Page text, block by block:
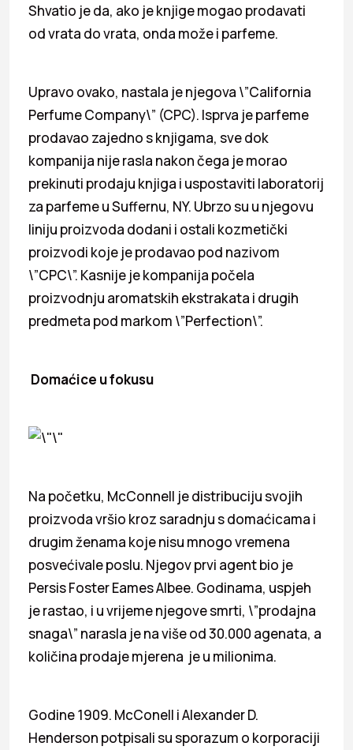
Shvatio je da, ako je knjige mogao prodavati
od vrata do vrata, onda može i parfeme.
Upravo ovako, nastala je njegova \”California
Perfume Company\” (CPC). Isprva je parfeme
prodavao zajedno s knjigama, sve dok
kompanija nije rasla nakon čega je morao
prekinuti prodaju knjiga i uspostaviti laboratorij
za parfeme u Suffernu, NY. Ubrzo su u njegovu
liniju proizvoda dodani i ostali kozmetički
proizvodi koje je prodavao pod nazivom
\”CPC\”. Kasnije je kompanija počela
proizvodnju aromatskih ekstrakata i drugih
predmeta pod markom \”Perfection\”.
Domaćice u fokusu
Na početku, McConnell je distribuciju svojih
proizvoda vršio kroz saradnju s domaćicama i
drugim ženama koje nisu mnogo vremena
posvećivale poslu. Njegov prvi agent bio je
Persis Foster Eames Albee. Godinama, uspjeh
je rastao, i u vrijeme njegove smrti, \”prodajna
snaga\” narasla je na više od 30.000 agenata, a
količina prodaje mjerena je u milionima.
Godine 1909. McConell i Alexander D.
Henderson potpisali su sporazum o korporaciji